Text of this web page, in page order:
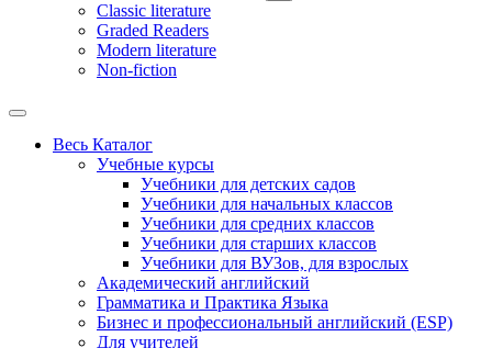
Classic literature
Graded Readers
Modern literature
Non-fiction
Весь Каталог
Учебные курсы
Учебники для детских садов
Учебники для начальных классов
Учебники для средних классов
Учебники для старших классов
Учебники для ВУЗов, для взрослых
Академический английский
Грамматика и Практика Языка
Бизнес и профессиональный английский (ESP)
Для учителей